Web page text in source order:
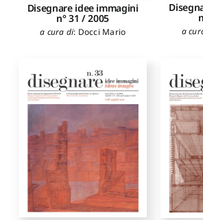
Disegnare idee immagini
n° 31 / 2005
a cura di: Docci Mario a